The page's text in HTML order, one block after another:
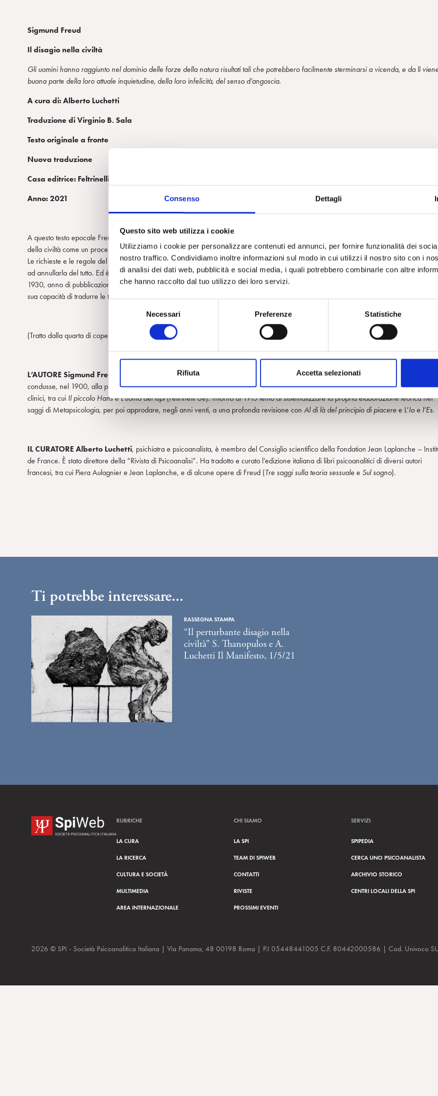
Consenso Dettagli
Questo sito web utilizza i cookie
Utilizziamo i cookie per personalizzare contenuti ed annunci, per fornire funzionalità dei
nostro traffico. Condividiamo inoltre informazioni sul modo in cui utilizzi il nostro sito con i
di analisi dei dati web, pubblicità e social media, i quali potrebbero combinarle con altre
che hanno raccolto dal tuo utilizzo dei loro servizi.
z
e
d
Necessari Preferenze Statistiche
Rifiuta Accetta selezionati
Sigmund Freud
Il disagio nella civiltà
Gli uomini hanno raggiunto nel dominio delle forze della natura risultati tali che potrebbero facilmente sterminarsi a vicenda, e da lì
buona parte della loro attuale inquietudine, della loro infelicità, del senso d’angoscia.
A cura di: Alberto Luchetti
Traduzione di Virginio B. Sala
Testo originale a fronte
Nuova traduzione
Casa editrice: Feltrinelli
Anno: 2021
A questo testo epocale Freud affida la propria concezione della realtà sociale, la propria filosofia politica, che vede l’evolversi e
della civiltà come un processo di erosione della felicità e della libertà individuale.
Le richieste e le regole del vivere comune si sforzano infatti di arginare l’insopprimibile aggressività individuale, senza però mai arrivare
ad annullarla del tutto. Ed è su questo equilibrio teso e precario che si gioca, secondo Freud, il futuro dell’umanità. Una visione che nel
1930, anno di pubblicazione delDisagio della civiltà , si faceva sentire con una nettezza inedita e inquietante, ma che colpisce oggi per
sua capacità di tradurre le turbolenze che ancora percorrono la società contemporanea.
(Tratto dalla quarta di copertina)
L’AUTORE Sigmund Freud
(1856-1939), neurologo e fondatore della psicoanalisi, intraprese dal 1897 un lavoro di autoanalisi che
condusse, nel 1900, alla pubblicazione dell’Interpretazione dei sogni. Dai primi del Novecento iniziò a raccogliere e pubblicare i suoi
clinici, tra cui Il piccolo HanseL’uomo dei lupi(Feltrinelli Ue). Intorno al 1915 tentò di sistematizzare la propria elaborazione teorica nei
saggi di Metapsicologia, per poi approdare, negli anni venti, a una profonda revisione con Al di là del principio di piacere e L’Io e l’Es.
IL CURATORE Alberto Luchetti, psichiatra e psicoanalista, è membro del Consiglio scientifico della Fondation Jean Laplanche –
de France. È stato direttore della “Rivista di Psicoanalisi”. Ha tradotto e curato l’edizione italiana di libri psicoanalitici di diversi autori
francesi, tra cui Piera Aulagnier e Jean Laplanche, e di alcune opere di Freud (Tre saggi sulla teoria sessuale e Sul sogno).
Ti potrebbe interessare...
RASSEGNA STAMPA
“Il perturbante disagio nella
civiltà” S. Thanopulos e A.
Luchetti Il Manifesto, 1/5/21
RUBRICHE
LA CURA
LA RICERCA
CULTURA E SOCIETÀ
MULTIMEDIA
AREA INTERNAZIONALE
CHI SIAMO
LA SPI
TEAM DI SPIWEB
CONTATTI
RIVISTE
PROSSIMI EVENTI
SERVIZI
SPIPEDIA
CERCA UNO PSICOANALISTA
ARCHIVIO STORICO
CENTRI LOCALI DELLA SPI
2026 © SPI - Società Psicoanalitica Italiana | Via Panama, 48 00198 Roma | P.I 05448441005 C.F. 80442000586 | Cod. Univoco